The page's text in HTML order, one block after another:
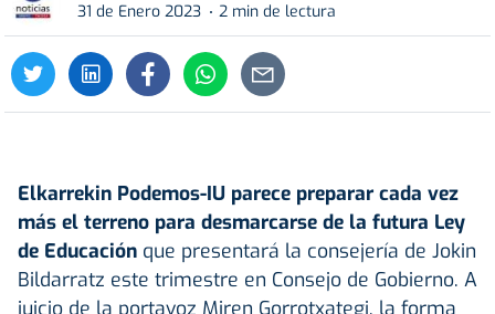
31 de Enero 2023
2 min de lectura
Elkarrekin Podemos-IU parece preparar cada vez
más el terreno para desmarcarse de la futura Ley
de Educación que presentará la consejería de Jokin
Bildarratz este trimestre en Consejo de Gobierno. A
juicio de la portavoz Miren Gorrotxategi, la forma